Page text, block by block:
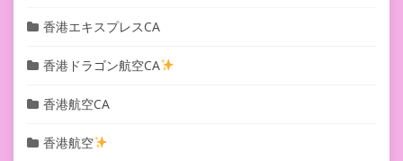
香港エキスプレスCA
香港ドラゴン航空CA
香港航空CA
香港航空